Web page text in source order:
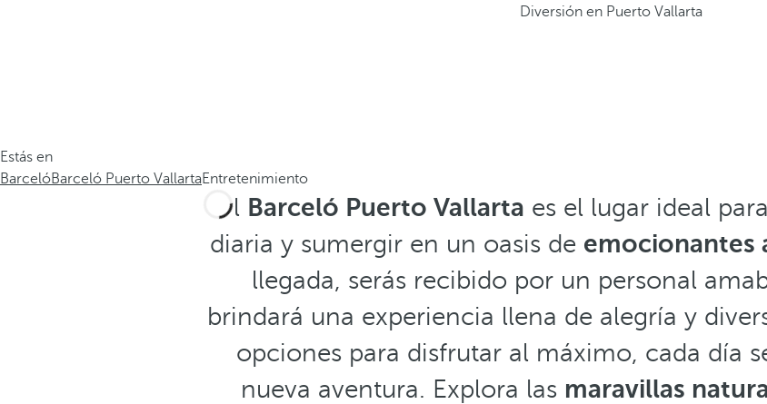
Diversión en Puerto Vallarta
Estás en
BarcelóBarceló Puerto VallartaEntretenimiento
El Barceló Puerto Vallarta es el lugar ideal
diaria y sumergir en un oasis de emocionantes
llegada, serás recibido por un personal
brindará una experiencia llena de alegría y
opciones para disfrutar al máximo, cada día
nueva aventura. Explora las maravillas